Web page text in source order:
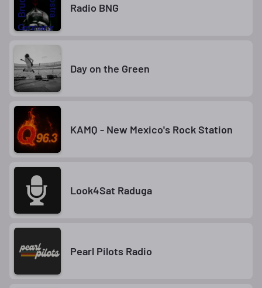
Radio BNG
Day on the Green
KAMQ - New Mexico's Rock Station
Look4Sat Raduga
Pearl Pilots Radio